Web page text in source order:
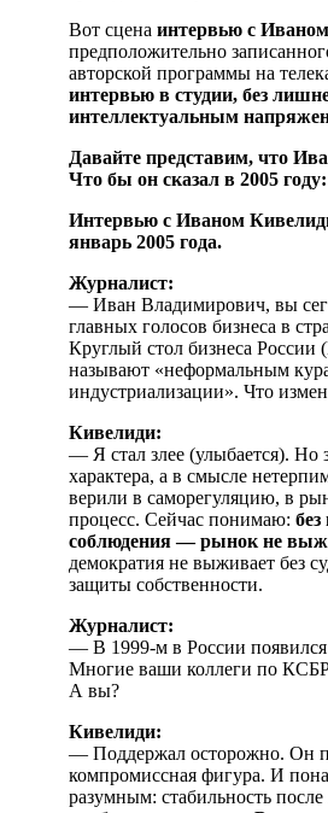
Вот сцена интервью с
предположительно
авторской программы на
интервью в студии, без
интеллектуальным
Давайте представим, что
Что бы он сказал в 2005 году:
Интервью с Иваном
январь 2005 года.
Журналист:
— Иван Владимирович, вы
главных голосов бизнеса в
Круглый стол бизнеса России
называют «неформальным
индустриализации». Что
Кивелиди:
— Я стал злее (улыбается). Но
характера, а в смысле
верили в саморегуляцию, в
процесс. Сейчас понимаю:
соблюдения — рынок не
демократия не выживает без
защиты собственности.
Журналист:
— В 1999-м в России
Многие ваши коллеги по КСБР
А вы?
Кивелиди:
— Поддержал осторожно. Он
компромиссная фигура. И
разумным: стабильность